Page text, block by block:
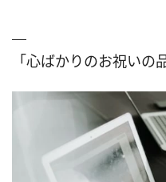
「心ばかりのお祝いの